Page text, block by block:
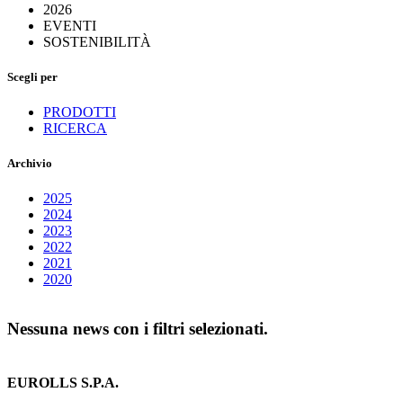
2026
EVENTI
SOSTENIBILITÀ
Scegli per
PRODOTTI
RICERCA
Archivio
2025
2024
2023
2022
2021
2020
Nessuna news con i filtri selezionati.
EUROLLS S.P.A.